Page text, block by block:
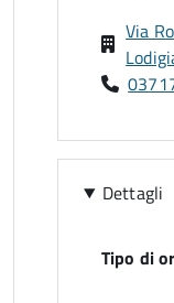
Via
Dettagli
Tipo di